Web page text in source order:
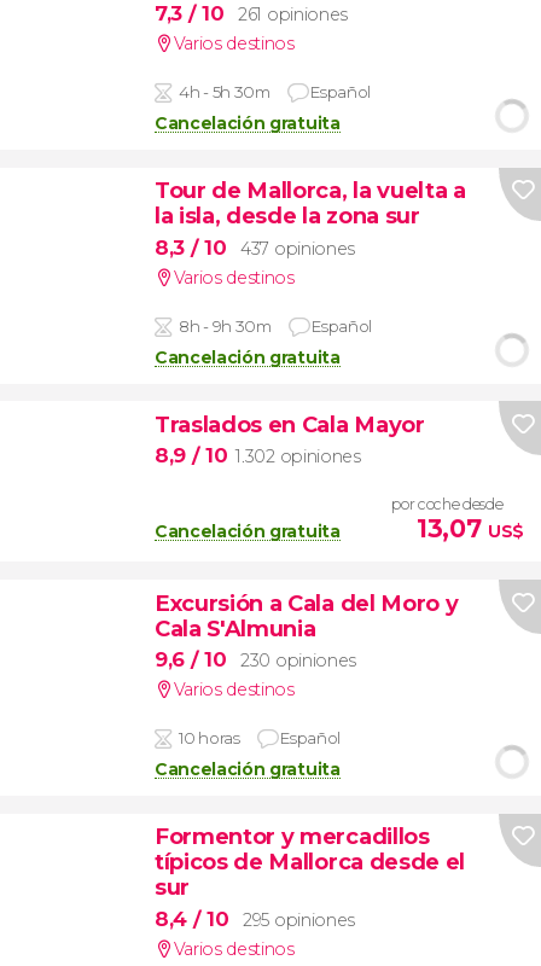
7,3 / 10
261 opiniones
Varios destinos
4h - 5h 30m Español
Cancelación gratuita
Tour de Mallorca, la vuelta a
la isla, desde la zona sur
8,3 / 10
437 opiniones
Varios destinos
8h - 9h 30m Español
Cancelación gratuita
Traslados en Cala Mayor
8,9 / 10 1.302 opiniones
Cancelación gratuita
por coche desde
13,07 US$
Excursión a Cala del Moro y
Cala S'Almunia
9,6 / 10
230 opiniones
Varios destinos
10 horas Español
Cancelación gratuita
Formentor y mercadillos
típicos de Mallorca desde el
sur
8,4 / 10
295 opiniones
Varios destinos